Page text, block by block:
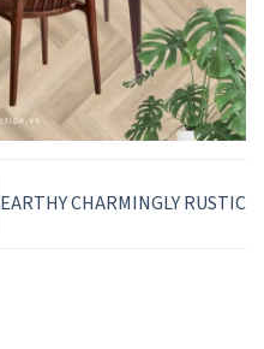
EARTHY CHARMINGLY RUSTIC